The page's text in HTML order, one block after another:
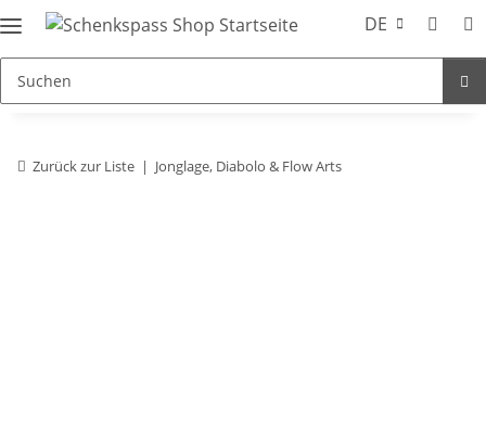
DE
Zurück zur Liste Jonglage, Diabolo & Flow Arts